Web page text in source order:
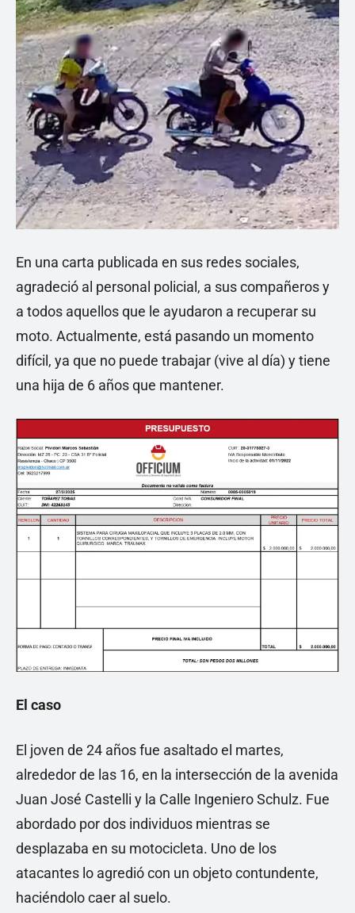
En una carta publicada en sus redes sociales,
agradeció al personal policial, a sus compañeros y
a todos aquellos que le ayudaron a recuperar su
moto. Actualmente, está pasando un momento
difícil, ya que no puede trabajar (vive al día) y tiene
una hija de 6 años que mantener.
El caso
El joven de 24 años fue asaltado el martes,
alrededor de las 16, en la intersección de la avenida
Juan José Castelli y la Calle Ingeniero Schulz. Fue
abordado por dos individuos mientras se
desplazaba en su motocicleta. Uno de los
atacantes lo agredió con un objeto contundente,
haciéndolo caer al suelo.